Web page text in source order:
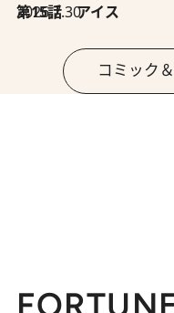
2026.7.30
第15話 アイス
コミック